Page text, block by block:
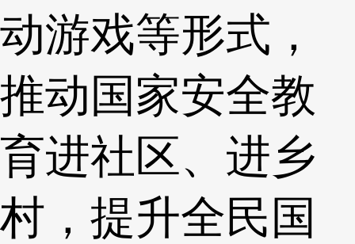
动游戏等形式，
推动国家安全教
育进社区、进乡
村，提升全民国